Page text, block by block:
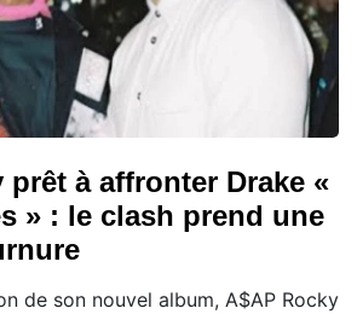
prêt à affronter Drake «
» : le clash prend une
de son nouvel album, A$AP Rocky